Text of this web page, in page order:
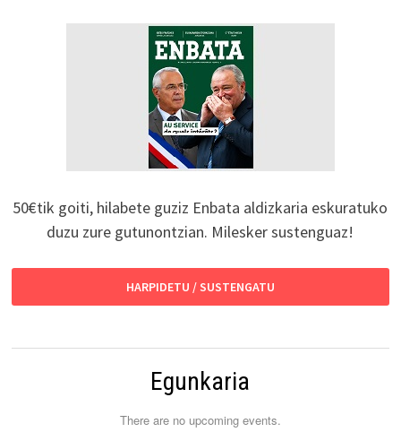
50€tik goiti, hilabete guziz Enbata aldizkaria eskuratuko
duzu zure gutunontzian. Milesker sustenguaz!
HARPIDETU / SUSTENGATU
Egunkaria
There are no upcoming events.